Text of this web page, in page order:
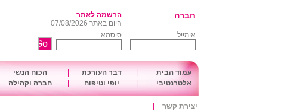
חברה
הרשמה לאתר
היום באתר 07/08/2026
אימייל
סיסמא
עמוד הבית דבר העורכת הכוח הנשי
אלטרנטיבי
יופי וטיפוח חברה וקהילה
יצירת קשר